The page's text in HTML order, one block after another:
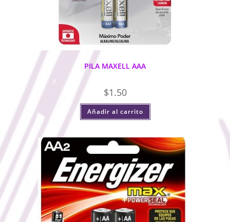
PILA MAXELL AAA
$1.50
Añadir al carrito